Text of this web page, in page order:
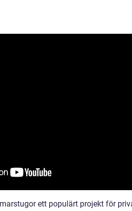
ett populärt projekt för